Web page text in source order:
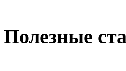
Полезные